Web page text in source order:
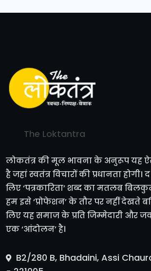
The Loktantra
लोकतंत्र की मूल भावना के अनुरूप यह
है जहां स्वतंत्र विचारों की प्रधानता
लिए ‘पत्रकारिता’ शब्द का मतलब
हम इसे ‘प्रोफेशन’ के तौर पर नहीं देखते
लिए यह समाज के प्रति जिम्मेदारी और
एक ‘आंदोलन’ है।
B2/280 B, Bhadaini, Assi